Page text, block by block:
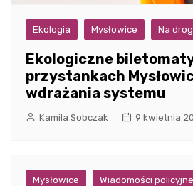
Ekologia Mysłowice Na
Ekologiczne
przystankach
wdrażania systemu
Kamila Sobczak 9 kwietnia
Mysłowice Wiadomości policyjne